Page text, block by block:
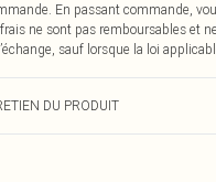
En passant commande,
ne sont pas remboursables et
sauf lorsque la loi
DU PRODUIT
déteindre.